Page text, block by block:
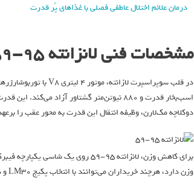
درمان علائم اختلال عاطفی فصلی با غذاهای پُر قدرت
مشخصات فنی لانزانته ۹۵-۵۹
اسب‌بخار قدرت و ۸۸۰ نیوتن‌متر گشتاور
دوکلاچه مک‌لارن، وظیفه انتقال این قدرت به محور عقب را
وزن دارد، هرچند خریداران می‌توانند با انتخاب پکیج LM30 و دریافت رینگ‌ها و اگزوز سبک‌تر، ۲۰ کیلوگرم دیگر از وزن خودرو کم کنند.